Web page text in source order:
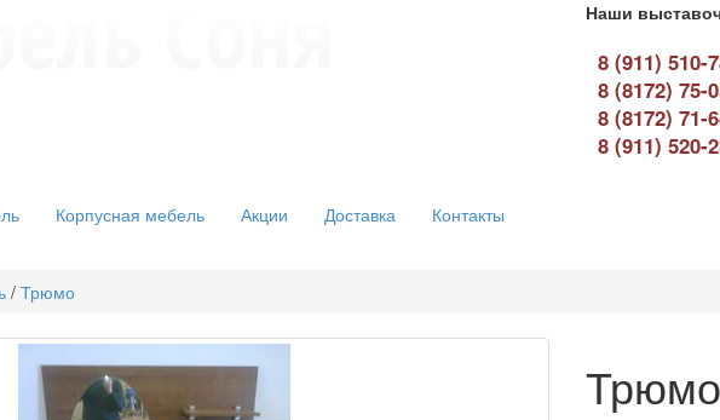
Наши
8 (911) 510-
8 (8172) 75-
8 (8172) 71-
8 (911) 520-
Корпусная мебель Акции Доставка Контакты
/ Трюмо